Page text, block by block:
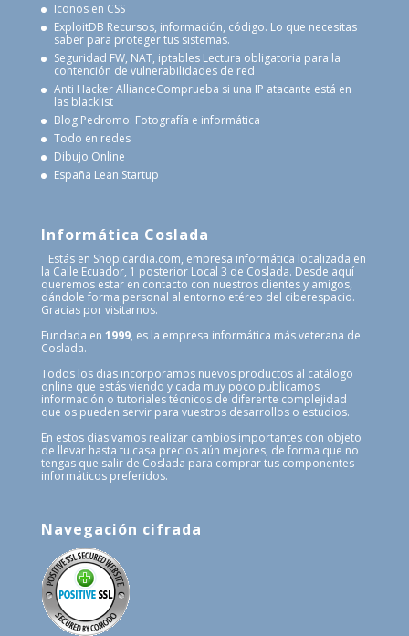
Iconos en CSS
ExploitDB Recursos, información, código. Lo que necesitas
saber para proteger tus sistemas.
Seguridad FW, NAT, iptablesLectura obligatoria para la
contención de vulnerabilidades de red
Anti Hacker AllianceComprueba si una IP atacante está en
las blacklist
Blog Pedromo: Fotografía e informática
Todo en redes
Dibujo Online
España Lean Startup
Informática Coslada
Estás en Shopicardia.com, empresa informática localizada en
la Calle Ecuador, 1 posterior Local 3 de Coslada. Desde aquí
queremos estar en contacto con nuestros clientes y amigos,
dándole forma personal al entorno etéreo del ciberespacio.
Gracias por visitarnos.
Fundada en 1999, es la empresa informática más veterana de
Coslada.
Todos los dias incorporamos nuevos productos al catálogo
online que estás viendo y cada muy poco publicamos
información o tutoriales técnicos de diferente complejidad
que os pueden servir para vuestros desarrollos o estudios.
En estos dias vamos realizar cambios importantes con objeto
de llevar hasta tu casa precios aún mejores, de forma que no
tengas que salir de Coslada para comprar tus componentes
informáticos preferidos.
Navegación cifrada